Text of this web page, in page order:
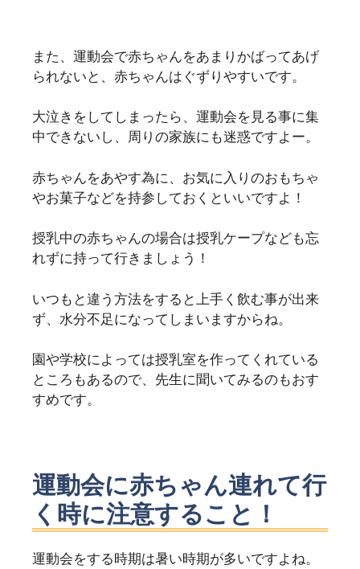
また、運動会で赤ちゃんをあまりかばってあげ
られないと、赤ちゃんはぐずりやすいです。
大泣きをしてしまったら、運動会を見る事に集
中できないし、周りの家族にも迷惑ですよー。
赤ちゃんをあやす為に、お気に入りのおもちゃ
やお菓子などを持参しておくといいですよ！
授乳中の赤ちゃんの場合は授乳ケープなども忘
れずに持って行きましょう！
いつもと違う方法をすると上手く飲む事が出来
ず、水分不足になってしまいますからね。
園や学校によっては授乳室を作ってくれている
ところもあるので、先生に聞いてみるのもおす
すめです。
運動会に赤ちゃん連れて行
く時に注意すること！
運動会をする時期は暑い時期が多いですよね。